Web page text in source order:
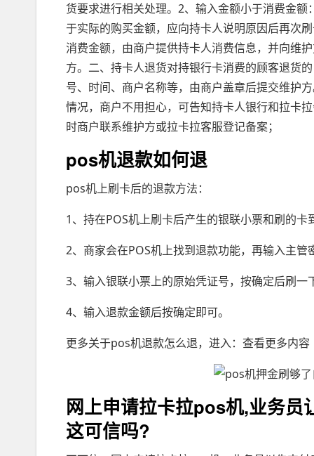
货要求进行相关处理。2、输入金额小于消费金
于实际的购买金额，应向持卡人说明原因后再次
消费金额，由商户提供持卡人消费信息，并向维
方。二、持卡人退货对持银行卡消费的顾客退货
号、时间、商户名称等，由商户盖章后提交维护
情况，商户不用担心，可告知持卡人银行和拉卡
时商户联系维护方或拉卡拉客服登记备案；
pos机退款如何退
pos机上刷卡后的退款方法：
1、持在POS机上刷卡后产生的银联小票和刷的
2、商家会在POS机上找到退款功能，再输入主管
3、输入银联小票上的原始凭证号，按确定后刷一
4、输入退款金额后按确定即可。
更多关于pos机退款怎么退，进入：查看更多内容
网上申请拉卡拉pos机,业务员
这可信吗?